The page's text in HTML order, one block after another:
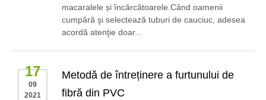
macaralele și încărcătoarele.Când oamenii
cumpără şi selectează tuburi de cauciuc, adesea
acordă atenţie doar...
17
09
2021
Metodă de întreținere a furtunului de
fibră din PVC